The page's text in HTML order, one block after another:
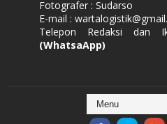
Fotografer : Sudarso
E-mail :
Telepon Redaksi dan
(WhatsaApp)